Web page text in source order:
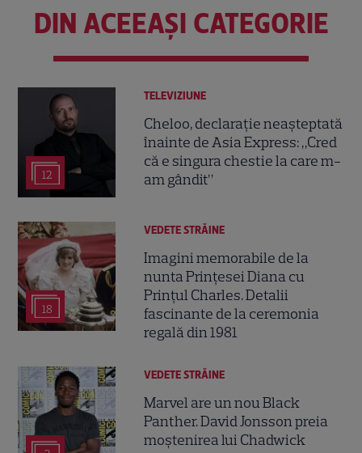
DIN ACEEAȘI CATEGORIE
12
TELEVIZIUNE
Cheloo, declarație neașteptată
înainte de Asia Express: „Cred
că e singura chestie la care m-
am gândit”
18
VEDETE STRĂINE
Imagini memorabile de la
nunta Prințesei Diana cu
Prințul Charles. Detalii
fascinante de la ceremonia
regală din 1981
VEDETE STRĂINE
Marvel are un nou Black
Panther. David Jonsson preia
moștenirea lui Chadwick